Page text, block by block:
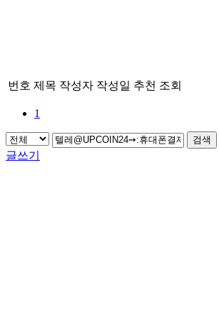
번호 제목 작성자 작성일 추천 조회
1
검색
글쓰기